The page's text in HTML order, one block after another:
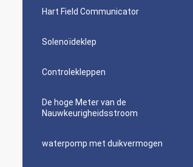
Hart Field Communicator
Solenoïdeklep
Controlekleppen
De hoge Meter van de
Nauwkeurigheidsstroom
waterpomp met duikvermogen